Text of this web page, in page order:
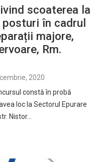
scoaterea la
în cadrul
majore,
Rm.
2020
constă în probă
loc la Sectorul Epurare
Nistor…